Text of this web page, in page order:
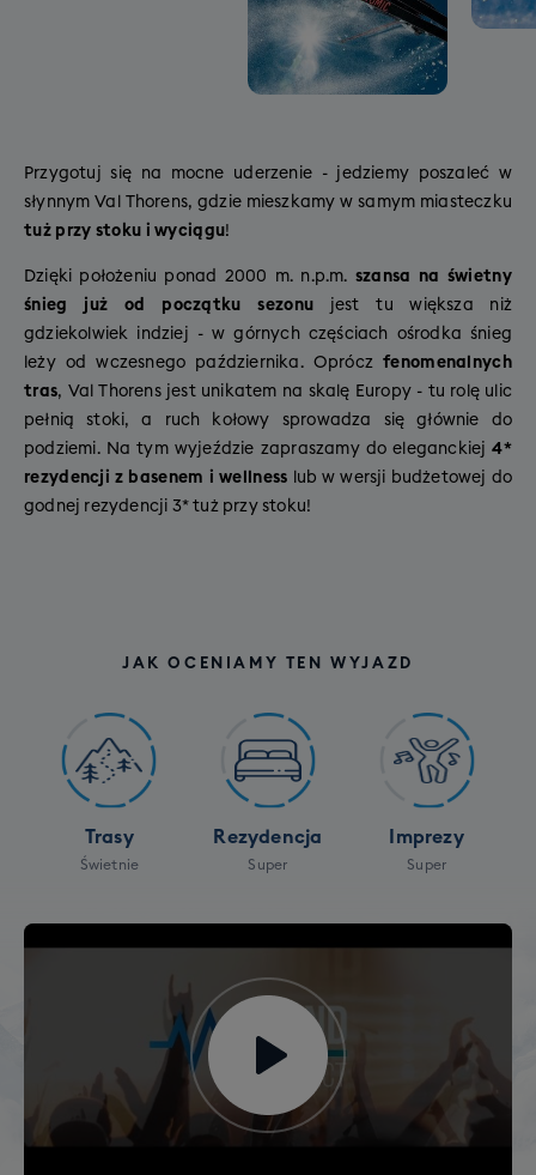
Przygotuj się na mocne uderzenie - jedziemy poszaleć w
słynnym Val Thorens, gdzie mieszkamy w samym miasteczku
tuż przy stoku i wyciągu!
Dzięki położeniu ponad 2000 m. n.p.m. szansa na świetny
śnieg już od początku sezonu jest tu większa niż
gdziekolwiek indziej - w górnych częściach ośrodka śnieg
leży od wczesnego października. Opróczfenomenalnych
tras, Val Thorens jest unikatem na skalę Europy - tu rolę ulic
pełnią stoki, a ruch kołowy sprowadza się głównie do
podziemi. Na tym wyjeździe zapraszamy do eleganckiej4*
rezydencji z basenem i wellness
lub w wersji budżetowej do
godnej rezydencji 3* tuż przy stoku!
JAK OCENIAMY TEN WYJAZD
Trasy
Świetnie
Rezydencja
Super
Imprezy
Super